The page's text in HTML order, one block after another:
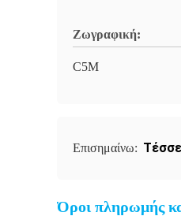
Ζωγραφική:
C5M
Επισημαίνω:
Όροι πληρωμής